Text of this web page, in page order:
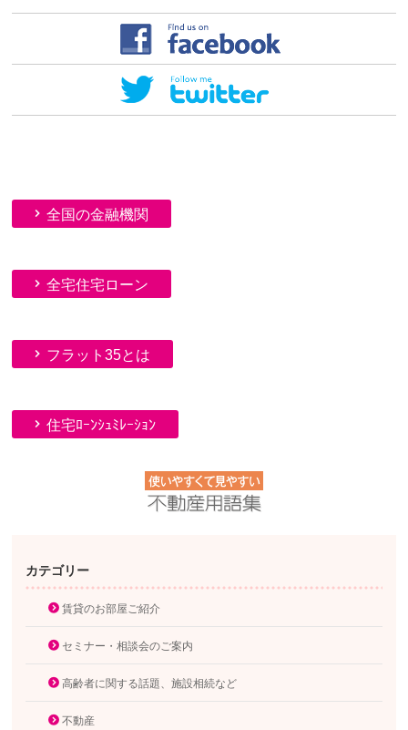
全国の金融機関
全宅住宅ローン
フラット35とは
住宅ﾛｰﾝｼｭﾐﾚｰｼｮﾝ
カテゴリー
賃貸のお部屋ご紹介
セミナー・相談会のご案内
高齢者に関する話題、施設相続など
不動産